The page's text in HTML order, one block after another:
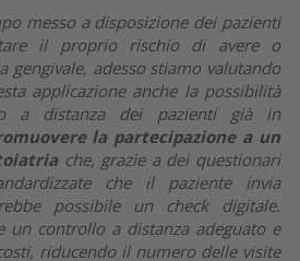
messo a disposizione dei pazienti
il proprio rischio di avere o
gengivale, adesso stiamo valutando
applicazione anche la possibilità
a distanza dei pazienti già in
la partecipazione a un
che, grazie a dei questionari
che il paziente invia
possibile un check digitale.
un controllo a distanza adeguato e
riducendo il numero delle visite